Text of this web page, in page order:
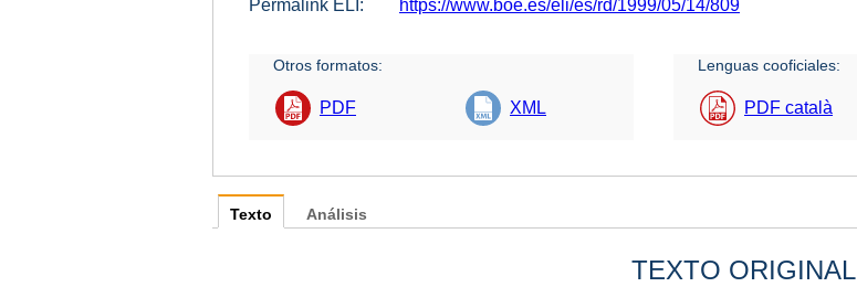
Permalink ELI:
https://www.boe.es/eli/es/rd/1999/05/14/809
Otros formatos:
PDF XML
Lenguas cooficiales:
PDF català
Texto
TEXTO ORIGINAL
Análisis